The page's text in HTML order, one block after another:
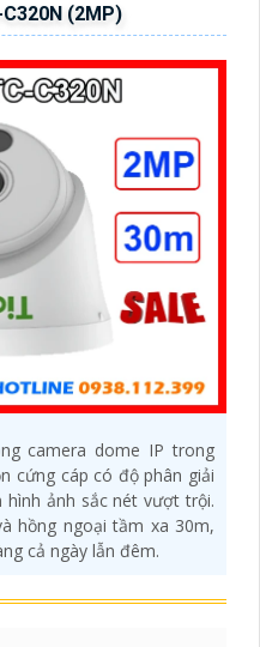
(2MP)
camera dome IP trong
cứng cáp có độ phân giải
hình ảnh sắc nét vượt trội.
hồng ngoại tầm xa 30m,
cả ngày lẫn đêm.